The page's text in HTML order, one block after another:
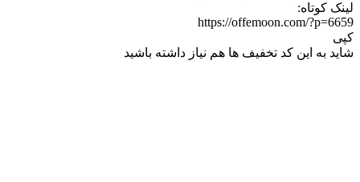
لینک کوتاه:
https://offemoon.com/?p=6659
کپی
شاید به این کد تخفیف ها هم نیاز داشته باشید